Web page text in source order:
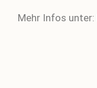
Mehr Infos unter: